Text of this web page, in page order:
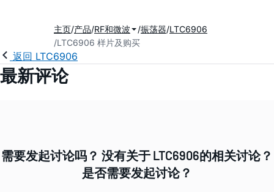
主页 产品 RF和微波 振荡器 LTC6906
LTC6906 样片及购买
返回 LTC6906
最新评论
需要发起讨论吗？ 没有关于 LTC6906的相关讨论？
是否需要发起讨论？